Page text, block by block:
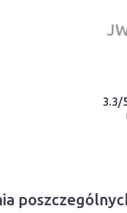
3.3/